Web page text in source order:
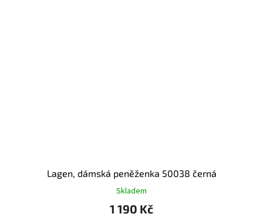
Lagen, dámská peněženka 50038 černá
Skladem
1 190 Kč